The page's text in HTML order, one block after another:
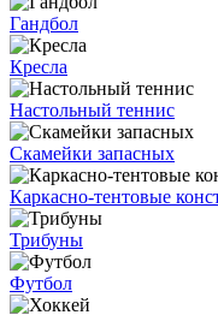
Гандбол
Кресла
Настольный теннис
Скамейки запасных
Каркасно-тентовые
Трибуны
Футбол